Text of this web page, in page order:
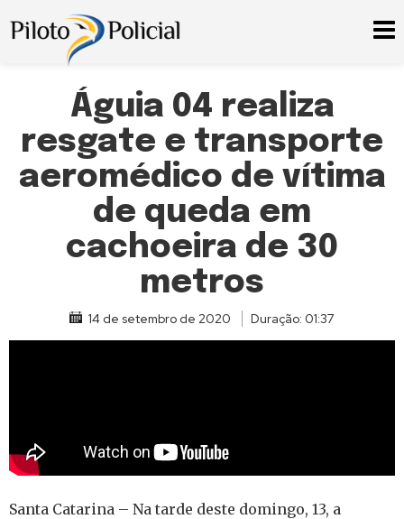
Águia 04 realiza
resgate e transporte
aeromédico de vítima
de queda em
cachoeira de 30
metros
14 de setembro de 2020 Duração: 01:37
Santa Catarina – Na tarde deste domingo, 13, a